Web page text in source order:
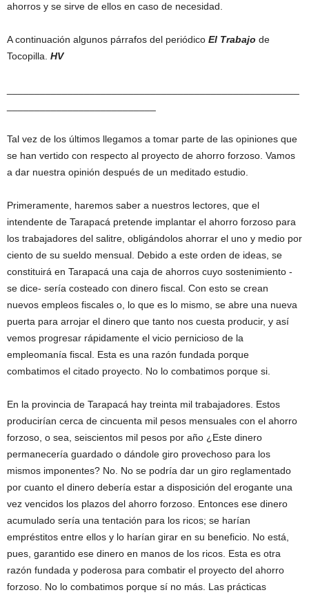
ahorros y se sirve de ellos en caso de necesidad.
A continuación algunos párrafos del periódico El Trabajo de
Tocopilla. HV
Tal vez de los últimos llegamos a tomar parte de las opiniones que
se han vertido con respecto al proyecto de ahorro forzoso. Vamos
a dar nuestra opinión después de un meditado estudio.
Primeramente, haremos saber a nuestros lectores, que el
intendente de Tarapacá pretende implantar el ahorro forzoso para
los trabajadores del salitre, obligándolos ahorrar el uno y medio por
ciento de su sueldo mensual. Debido a este orden de ideas, se
constituirá en Tarapacá una caja de ahorros cuyo sostenimiento -
se dice- sería costeado con dinero fiscal. Con esto se crean
nuevos empleos fiscales o, lo que es lo mismo, se abre una nueva
puerta para arrojar el dinero que tanto nos cuesta producir, y así
vemos progresar rápidamente el vicio pernicioso de la
empleomanía fiscal. Esta es una razón fundada porque
combatimos el citado proyecto. No lo combatimos porque si.
En la provincia de Tarapacá hay treinta mil trabajadores. Estos
producirían cerca de cincuenta mil pesos mensuales con el ahorro
forzoso, o sea, seiscientos mil pesos por año ¿Este dinero
permanecería guardado o dándole giro provechoso para los
mismos imponentes? No. No se podría dar un giro reglamentado
por cuanto el dinero debería estar a disposición del erogante una
vez vencidos los plazos del ahorro forzoso. Entonces ese dinero
acumulado sería una tentación para los ricos; se harían
empréstitos entre ellos y lo harían girar en su beneficio. No está,
pues, garantido ese dinero en manos de los ricos. Esta es otra
razón fundada y poderosa para combatir el proyecto del ahorro
forzoso. No lo combatimos porque sí no más. Las prácticas